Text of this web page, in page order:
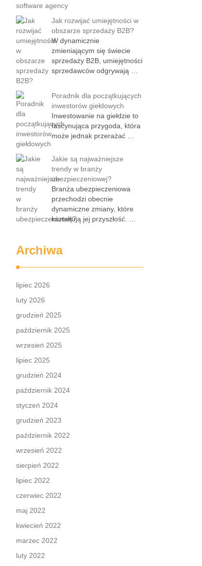
software agency
Jak rozwijać umiejętności w
obszarze sprzedaży B2B?
W dynamicznie
zmieniającym się świecie
sprzedaży B2B, umiejętności
sprzedawców odgrywają …
Poradnik dla początkujących
inwestorów giełdowych
Inwestowanie na giełdzie to
fascynująca przygoda, która
może jednak przerażać …
Jakie są najważniejsze
trendy w branży
ubezpieczeniowej?
Branża ubezpieczeniowa
przechodzi obecnie
dynamiczne zmiany, które
kształtują jej przyszłość. …
Archiwa
lipiec 2026
luty 2026
grudzień 2025
październik 2025
wrzesień 2025
lipiec 2025
grudzień 2024
październik 2024
styczeń 2024
grudzień 2023
październik 2022
wrzesień 2022
sierpień 2022
lipiec 2022
czerwiec 2022
maj 2022
kwiecień 2022
marzec 2022
luty 2022